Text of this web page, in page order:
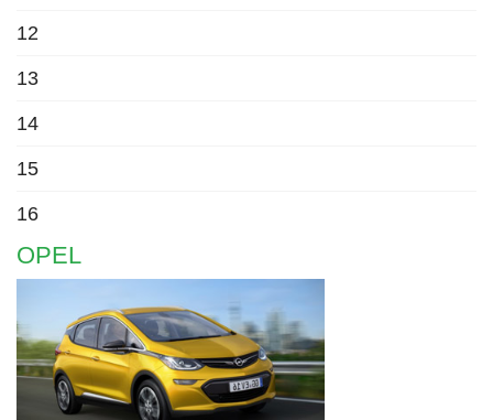
12
13
14
15
16
OPEL